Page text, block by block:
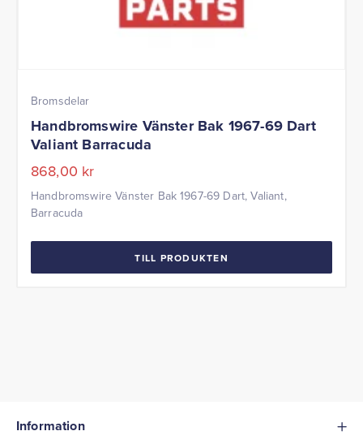
Bromsdelar
Handbromswire Vänster Bak 1967-69 Dart
Valiant Barracuda
868,00 kr
Handbromswire Vänster Bak 1967-69 Dart, Valiant,
Barracuda
TILL PRODUKTEN
Information